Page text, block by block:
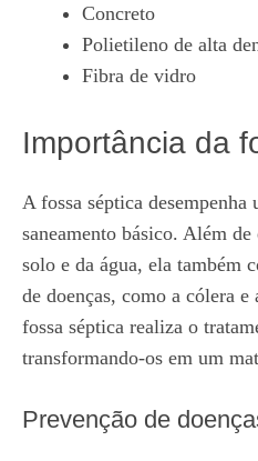
Concreto
Polietileno de alta
Fibra de vidro
Importância da
A fossa séptica
saneamento básico. Além
solo e da água, ela também
de doenças, como a cólera
fossa séptica realiza o
transformando-os em um
Prevenção de